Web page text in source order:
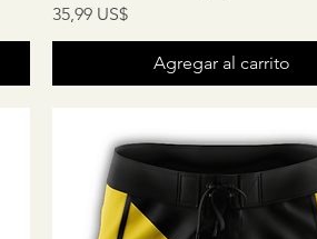
Precio
35,99 US$
Agregar al carrito